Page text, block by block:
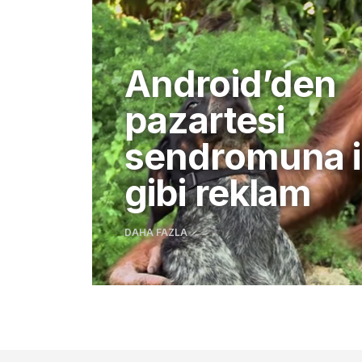
Android’den
pazartesi
sendromuna
gibi reklam
DAHA FAZLA